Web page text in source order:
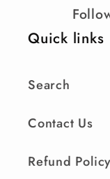
Quick links
Search
Contact Us
Refund Policy